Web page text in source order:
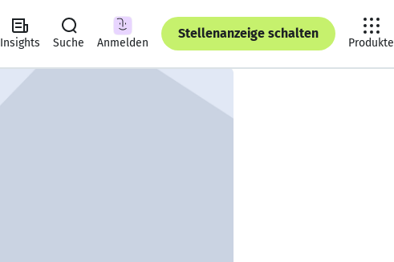
Insights Suche Anmelden
Stellenanzeige schalten
Produkte